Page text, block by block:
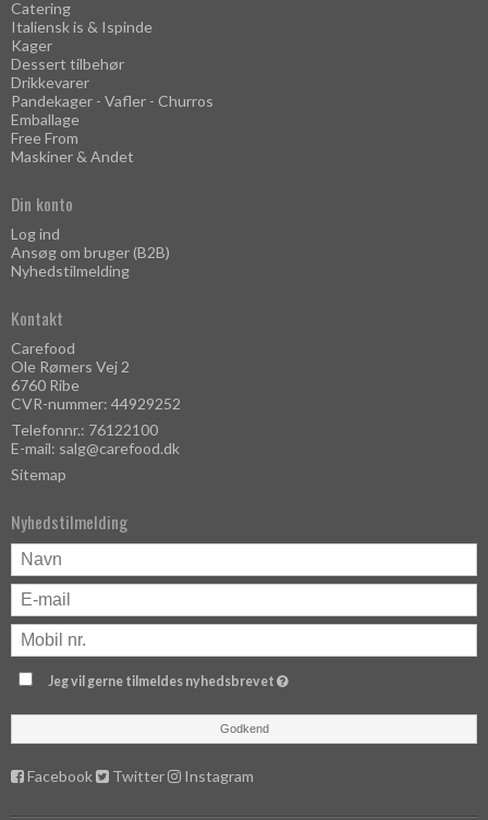
Catering
Italiensk is & Ispinde
Kager
Dessert tilbehør
Drikkevarer
Pandekager - Vafler - Churros
Emballage
Free From
Maskiner & Andet
Din konto
Log ind
Ansøg om bruger (B2B)
Nyhedstilmelding
Kontakt
Carefood
Ole Rømers Vej 2
6760 Ribe
CVR-nummer: 44929252
Telefonnr.: 76122100
E-mail: salg@carefood.dk
Sitemap
Nyhedstilmelding
Jeg vil gerne tilmeldes nyhedsbrevet
Godkend
Facebook Twitter Instagram